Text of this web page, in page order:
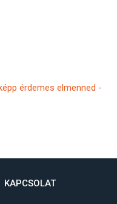
érdemes elmenned -
KAPCSOLAT